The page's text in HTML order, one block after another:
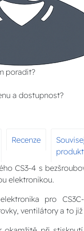
poradit?
a dostupnost?
Recenze
CS3-4 s
elektronikou.
pro
ventilátory a to již